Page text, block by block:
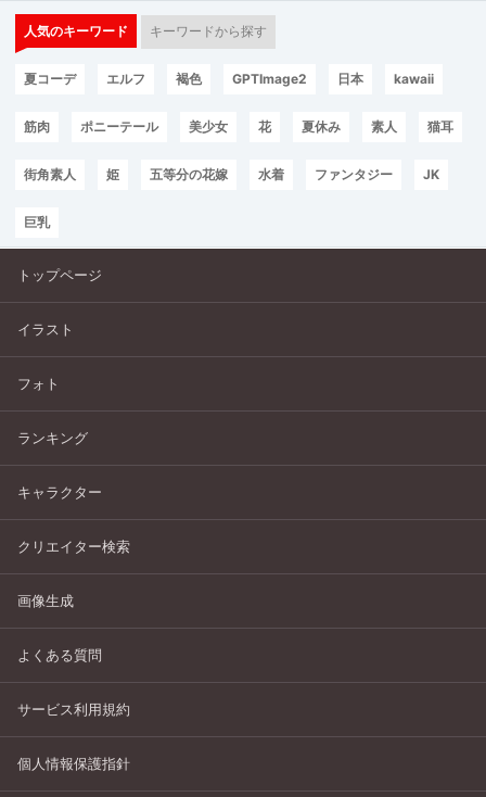
人気のキーワード キーワードから探す
夏コーデ エルフ 褐色 GPTImage2 日本 kawaii
筋肉 ポニーテール 美少女 花 夏休み 素人 猫耳
街角素人 姫 五等分の花嫁 水着 ファンタジー JK
巨乳
トップページ
イラスト
フォト
ランキング
キャラクター
クリエイター検索
画像生成
よくある質問
サービス利用規約
個人情報保護指針